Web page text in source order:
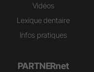
Vidéos
Lexique dentaire
Infos pratiques
PARTNERnet